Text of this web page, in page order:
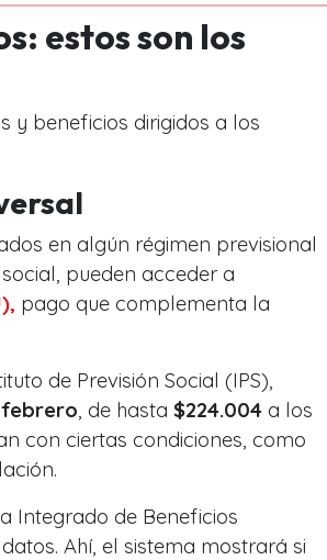
estos son los
y beneficios dirigidos a los
en algún régimen previsional
pueden acceder a
pago que complementa la
de Previsión Social (IPS),
, de hasta $224.004 a los
con ciertas condiciones, como
Integrado de Beneficios
Ahí, el sistema mostrará si